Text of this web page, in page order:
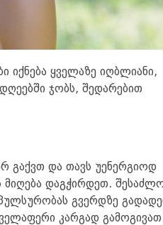
იქნება ყველაზე იღბლიანი,
ჯობს, შედარებით
გაქვთ და თავს უენერგიოდ
მიღება დაგჭირდეთ.
გვერდზე
კარგად